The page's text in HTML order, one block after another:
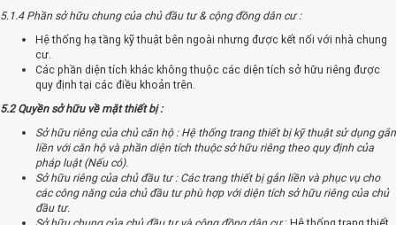
5.1.4 Phần sở hữu chung của chủ đầu tư & cộng đồng dân cư :
Hệ thống hạ tầng kỹ thuật bên ngoài nhưng được kết nối với nhà chung
cư.
Các phần diện tích khác không thuộc các diện tích sở hữu riêng được
quy định tại các điều khoản trên.
5.2 Quyền sở hữu về mặt thiết bị :
Sở hữu riêng của chủ căn hộ : Hệ thống trang thiết bị kỹ thuật sử dụng gắn
liền với căn hộ và phần diện tích thuộc sở hữu riêng theo quy định của
pháp luật (Nếu có).
Sở hữu riêng của chủ đầu tư : Các trang thiết bị gắn liền và phục vụ cho
các công năng của chủ đầu tư phù hợp với diện tích sở hữu riêng của chủ
đầu tư.